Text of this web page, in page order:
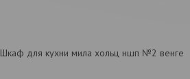
Шкаф для кухни мила хольц ншп №2 венге